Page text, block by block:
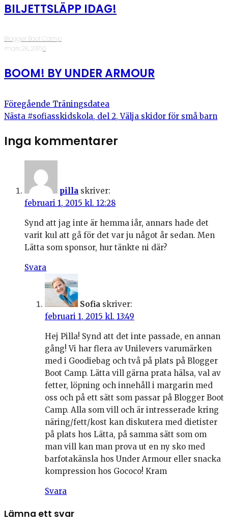
BILJETTSLÄPP IDAG!
Blogger Boot Camp
·mars 28, 2015·0
BOOM! BY UNDER ARMOUR
Föregående Träningsdatea
Nästa #sofiasskidskola, del 2, Välja skidor för små barn
Inga kommentarer
pilla skriver:
februari 1, 2015 kl. 12:28
Synd att jag inte är hemma iår, annars hade det
varit kul att gå för det var ju något år sedan. Men
Lätta som sponsor, hur tänkte ni där?
Svara
Sofia skriver:
februari 1, 2015 kl. 13:49
Hej Pilla! Synd att det inte passade, en annan
gång! Vi har flera av Unilevers varumärken
med i Goodiebag och två på plats på Blogger
Boot Camp. Lätta vill gärna prata hälsa, val av
fetter, löpning och innehåll i margarin med
oss och på ett sätt som passar på Blogger Boot
Camp. Alla som vill och är intresserade kring
näring/fett/kost kan diskutera med dietister
på plats hos Lätta, på samma sätt som om
man vill kan man prova ut en ny sko med
barfotakänsla hos Under Armour eller snacka
kompression hos Gococo! Kram
Svara
Lämna ett svar